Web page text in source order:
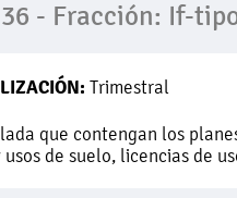
- Fracción: If-
Trimestral
que contengan los
de suelo, licencias de